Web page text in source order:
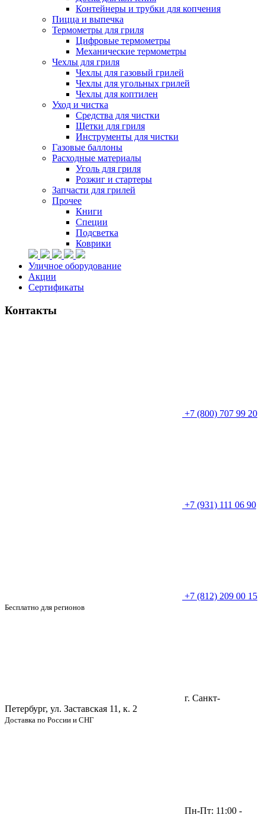
Контейнеры и трубки для копчения
Пицца и выпечка
Термометры для гриля
Цифровые термометры
Механические термометры
Чехлы для гриля
Чехлы для газовый грилей
Чехлы для угольных грилей
Чехлы для коптилен
Уход и чистка
Средства для чистки
Щетки для гриля
Инструменты для чистки
Газовые баллоны
Расходные материалы
Уголь для гриля
Розжиг и стартеры
Запчасти для грилей
Прочее
Книги
Специи
Подсветка
Коврики
Уличное оборудование
Акции
Сертификаты
Контакты
+7 (800) 707 99 20
+7 (931) 111 06 90
+7 (812) 209 00 15
Бесплатно для регионов
г. Санкт-
Петербург, ул. Заставская 11, к. 2
Доставка по России и СНГ
Пн-Пт: 11:00 -